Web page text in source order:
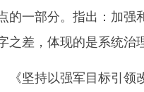
的一部分。指出：加强
之差，体现的是系统治
坚持以强军目标引领改